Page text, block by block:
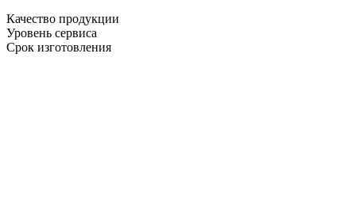
Качество продукции
Уровень сервиса
Срок изготовления